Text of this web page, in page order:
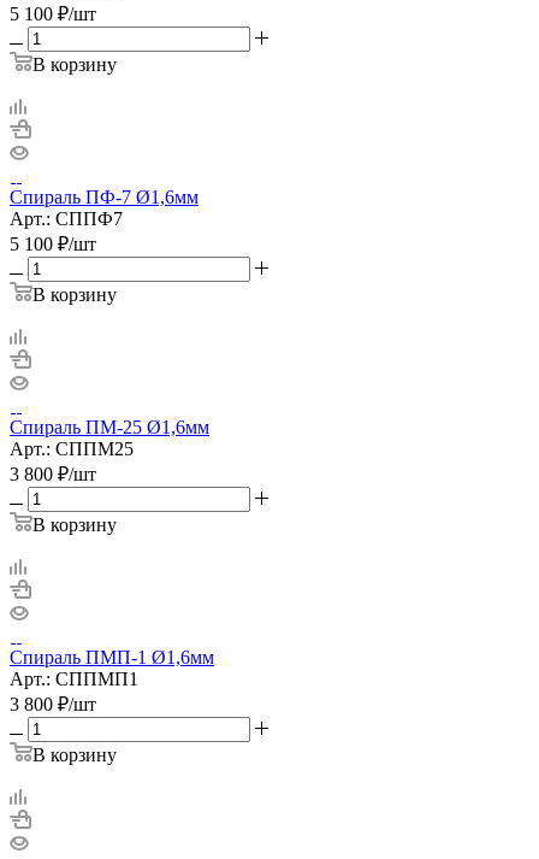
5 100 ₽/шт
В корзину
Спираль ПФ-7 Ø1,6мм
Арт.: СППФ7
5 100 ₽/шт
В корзину
Спираль ПМ-25 Ø1,6мм
Арт.: СППМ25
3 800 ₽/шт
В корзину
Спираль ПМП-1 Ø1,6мм
Арт.: СППМП1
3 800 ₽/шт
В корзину